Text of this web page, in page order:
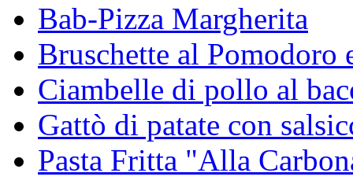
Bab-Pizza Margherita
Bruschette al Pomodoro
Ciambelle di pollo al
Gattò di patate con
Pasta Fritta "Alla